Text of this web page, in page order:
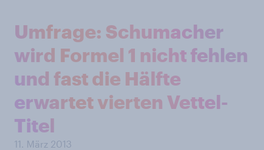
Umfrage: Schumacher
wird Formel 1 nicht fehlen
und fast die Hälfte
erwartet vierten Vettel-
Titel
11. März 2013